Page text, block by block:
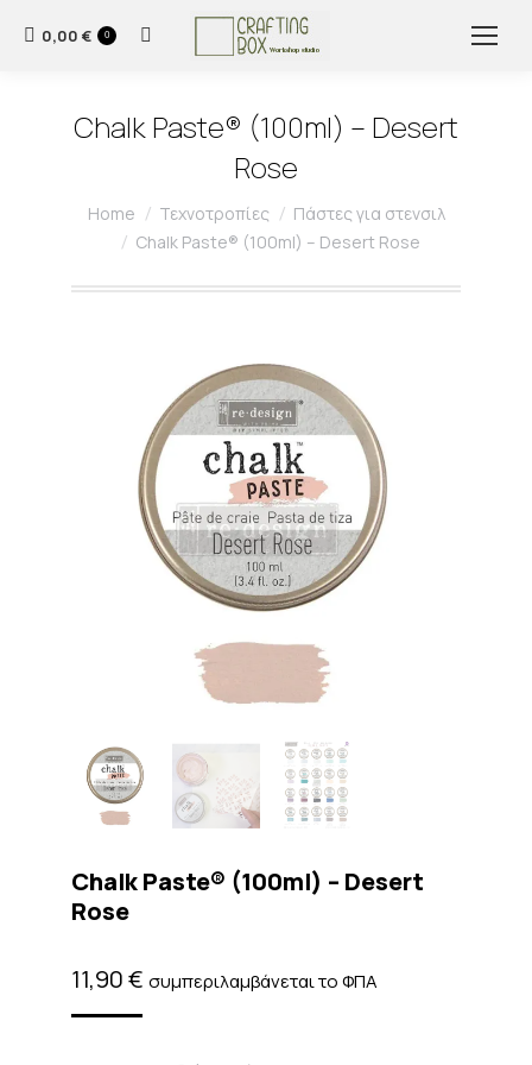
0,00 € 0 Search:
Chalk Paste® (100ml) – Desert
Rose
You are here:
Home Τεχνοτροπίες
Πάστες για στενσιλ
Chalk Paste® (100ml) – Desert Rose
Chalk Paste® (100ml) – Desert
Rose
11,90€ συμπεριλαμβάνεται το ΦΠΑ